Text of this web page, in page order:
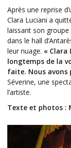
Après une reprise
Clara Luciani a
laissant son
dans le hall
leur nuage. « Clara
longtemps de la
faite. Nous avons
Séverine, une
l’artiste.
Texte et photos :